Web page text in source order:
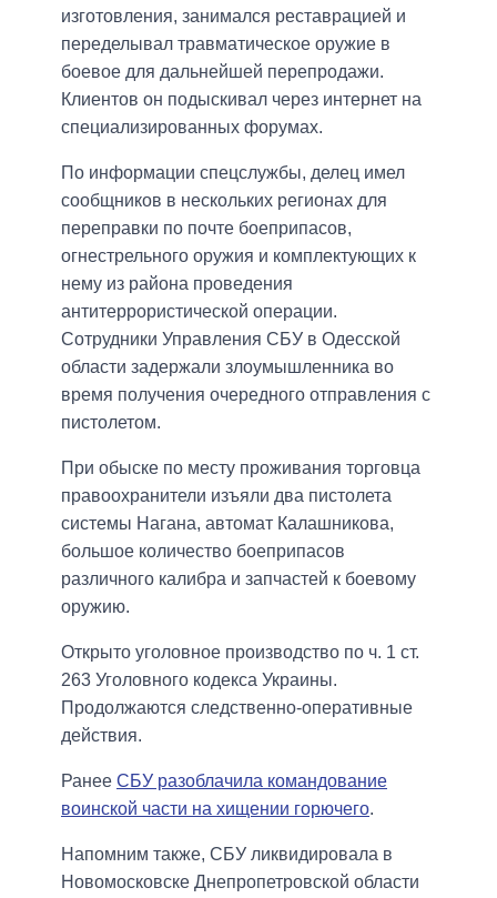
изготовления, занимался реставрацией и
переделывал травматическое оружие в
боевое для дальнейшей перепродажи.
Клиентов он подыскивал через интернет на
специализированных форумах.
По информации спецслужбы, делец имел
сообщников в нескольких регионах для
переправки по почте боеприпасов,
огнестрельного оружия и комплектующих к
нему из района проведения
антитеррористической операции.
Сотрудники Управления СБУ в Одесской
области задержали злоумышленника во
время получения очередного отправления с
пистолетом.
При обыске по месту проживания торговца
правоохранители изъяли два пистолета
системы Нагана, автомат Калашникова,
большое количество боеприпасов
различного калибра и запчастей к боевому
оружию.
Открыто уголовное производство по ч. 1 ст.
263 Уголовного кодекса Украины.
Продолжаются следственно-оперативные
действия.
Ранее СБУ разоблачила командование
воинской части на хищении горючего.
Напомним также, СБУ ликвидировала в
Новомосковске Днепропетровской области